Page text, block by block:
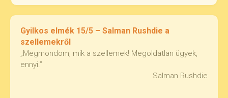
Gyilkos elmék 15/5 – Salman Rushdie a
szellemekről
„Megmondom, mik a szellemek! Megoldatlan ügyek,
ennyi.”
Salman Rushdie